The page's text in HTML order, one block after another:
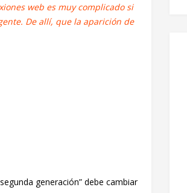
web es muy complicado si
De allí, que la aparición de
generación” debe cambiar